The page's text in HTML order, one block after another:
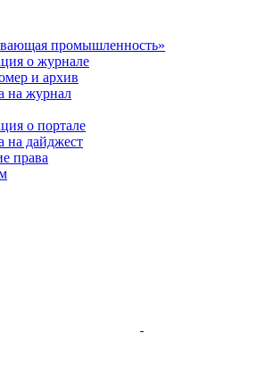
промышленность»
о журнале
и архив
на журнал
о портале
на дайджест
права